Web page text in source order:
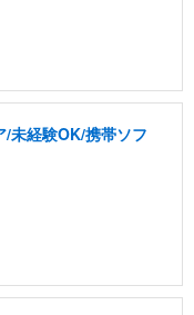
/未経験OK/携帯ソフ